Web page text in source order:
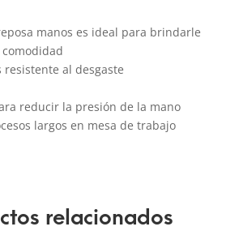
manos es ideal para brindarle
resistente al desgaste
reducir la presión de la mano
largos en mesa de trabajo
relacionados